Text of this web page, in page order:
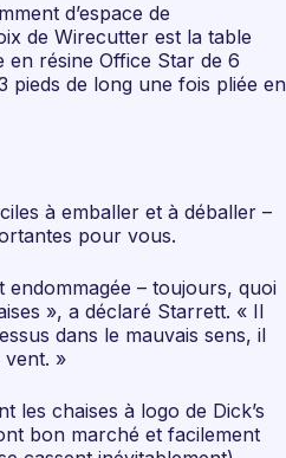
d’espace de
de Wirecutter est la table
résine Office Star de 6
pieds de long une fois pliée en
à emballer et à déballer –
pour vous.
endommagée – toujours, quoi
», a déclaré Starrett. « Il
dans le mauvais sens, il
»
les chaises à logo de Dick’s
bon marché et facilement